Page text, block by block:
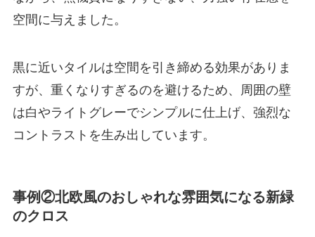
空間に与えました。
黒に近いタイルは空間を引き締める効果がありま
すが、重くなりすぎるのを避けるため、周囲の壁
は白やライトグレーでシンプルに仕上げ、強烈な
コントラストを生み出しています。
事例②北欧風のおしゃれな雰囲気になる新緑
のクロス